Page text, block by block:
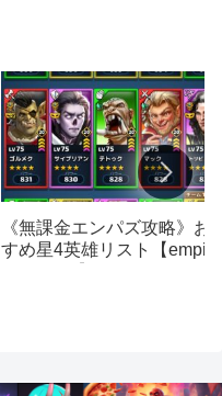
《無課金エンパズ攻略》お
すめ星4英雄リスト【